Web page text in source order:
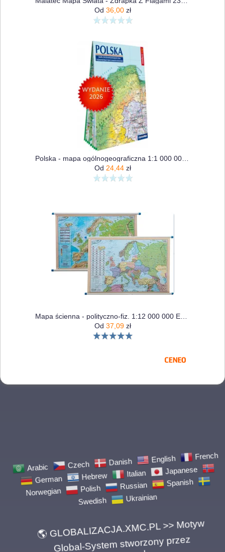
Od 36,00 zł
Od 24,44 zł
Od 37,09 zł
Czech Danish English French
German Hebrew Italian Japanese
Norwegian Polish Russian Spanish
Swedish Ukrainian
🌎 GLOBALIZACJA.XMC.PL >> Motyw
Global-System stworzony przez